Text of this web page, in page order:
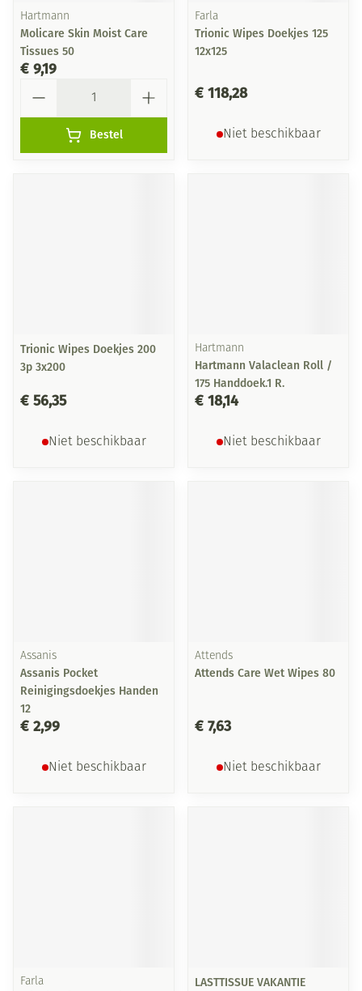
Hartmann
Molicare Skin Moist Care
Tissues 50
€ 9,19
Bestel
Farla
Trionic Wipes Doekjes 125
12x125
€ 118,28
Niet beschikbaar
Trionic Wipes Doekjes 200
3p 3x200
€ 56,35
Niet beschikbaar
Hartmann
Hartmann Valaclean Roll /
175 Handdoek.1 R.
€ 18,14
Niet beschikbaar
Assanis
Assanis Pocket
Reinigingsdoekjes Handen
12
€ 2,99
Niet beschikbaar
Attends
Attends Care Wet Wipes 80
€ 7,63
Niet beschikbaar
Farla
LASTTISSUE VAKANTIE